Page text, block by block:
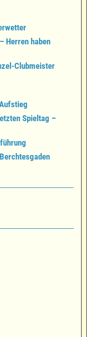
Herren haben
Clubmeister
Spieltag –